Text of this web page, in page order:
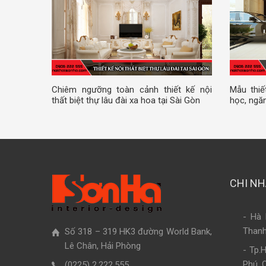
Chiêm ngưỡng toàn cảnh thiết kế nội
thất biệt thự lâu đài xa hoa tại Sài Gòn
Mẫu
học,
Số 318 – 319 HK3 đường World Bank,
Lê Chân, Hải Phòng
CHI
- Hà
-